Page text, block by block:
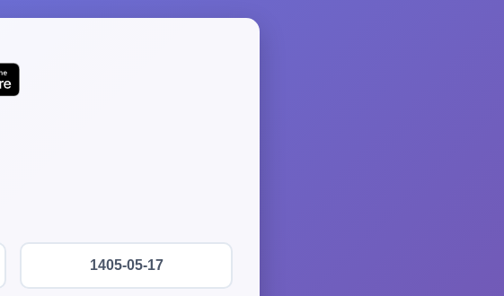
1405-05-17